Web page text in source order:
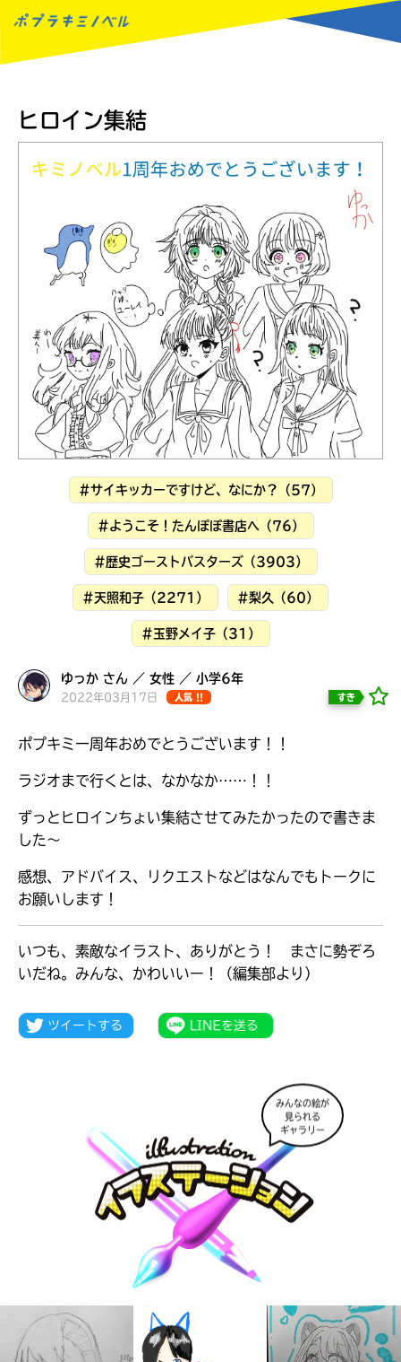
読みたい本が
見つかる
本を飛び出して
できる掲示板
大人気
シリーズに
出会える
本を飛び出して
みんなとおしゃべり
ヒロイン集結
#サイキッカーですけど、なにか？（57）
#ようこそ！たんぽぽ書店へ（76）
#歴史ゴーストバスターズ（3903）
#天照和子（2271） #梨久（60）
#玉野メイ子（31）
ゆっか さん ／ 女性 ／ 小学6年
2022年03月17日 人気 !! すき
ポプキミ一周年おめでとうございます！！
ラジオまで行くとは、なかなか……！！
ずっとヒロインちょい集結させてみたかったので書きま
した〜
感想、アドバイス、リクエストなどはなんでもトークに
お願いします！
いつも、素敵なイラスト、ありがとう！ まさに勢ぞろ
いだね。みんな、かわいいー！（編集部より）
みんなの絵が
見られる
ギャラリー